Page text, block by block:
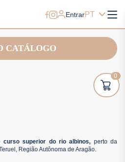
EntrarPT
CATÁLOGO
curso superior do rio albinos, perto da
Região Autônoma de Aragão.
0